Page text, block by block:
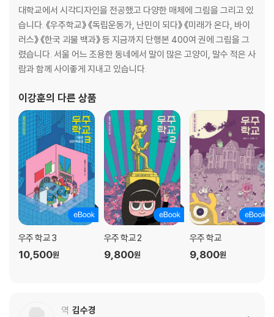
례와 반대로 그렸을까?
20. 그림 속 성모 마리아는 왜 거의 예외 없이 파란색 옷을 입고 있을까?
21. 보스의 [쾌락의 정원]에는 사람을 고문하는 악기가 있다?
22. 다비드의 [마라의 죽음] 배경이 된 욕실에서는 무슨 일이 있었던 걸
까?
들은 각각 무엇을 상징할까?
24. 그리스 신화를 주제로 그린 브뤼헐의 [이카로스의 추락]이 소름 돋는
그림인 까닭은?
25. 푸생의 [아르카디아의 목동]에는 예수의 자손을 찾아 프랑스 왕으로
복귀시키려는 시온 수도회의 은밀한 계획이 숨어 있다?
26. 페르메이르의 [저울을 든 여인] 속 하얀 두건을 쓴 여인은 저울로 무엇
을 재는 걸까?
27. 호가스의 [결혼 세태] 연작에 한 권의 추리소설 못지않게 흥미진진한
이야기가 숨어 있다고?
28. 그림 속에 숨어 있는 비너스 여신을 찾는 특별한 요소 ‘어트리뷰트’란?
29. 에이크의 [아르놀피니 부부 초상]은 단순한 그림이 아니라 ‘결혼 증명
서’였다는데?
대학교에서 시각디자인을 전공했고 다양한 매체에 그림을 그리고 있
습니다. 《우주학교》 《독립운동가, 난민이 되다》 《미래가 온다, 바이
러스》 《한국 괴물 백과》 등 지금까지 단행본 400여 권에 그림을 그
렸습니다. 서울 어느 조용한 동네에서 말이 많은 고양이, 말수 적은 사
람과 함께 사이좋게 지내고 있습니다.
이강훈의 다른 상품
우주 학교 3
10,500원
우주 학교 2
9,800원
우주 학교
9,800원
역 김수경